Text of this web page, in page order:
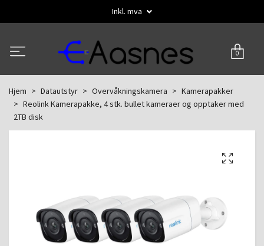
Inkl. mva
0
Hjem Datautstyr Overvåkningskamera
Kamerapakker
Reolink Kamerapakke, 4 stk. bullet kameraer og opptaker med
2TB disk